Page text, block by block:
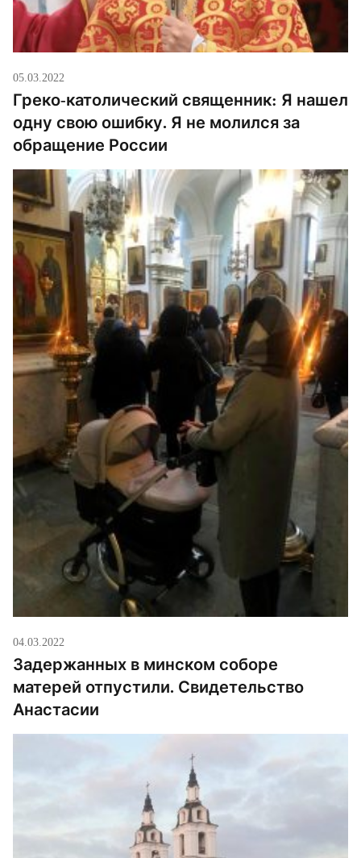
05.03.2022
Греко-католический священник: Я нашел
одну свою ошибку. Я не молился за
обращение России
04.03.2022
Задержанных в минском соборе
матерей отпустили. Свидетельство
Анастасии